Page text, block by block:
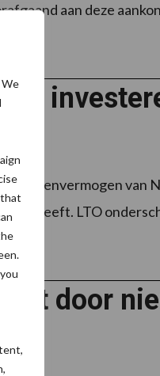
aan deze
van
in heeft. LTO
door